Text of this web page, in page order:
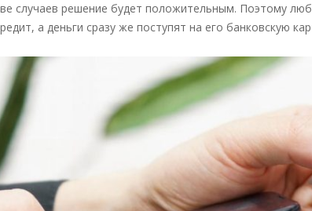
случаев решение будет положительным. Поэтому
а деньги сразу же поступят на его банковскую